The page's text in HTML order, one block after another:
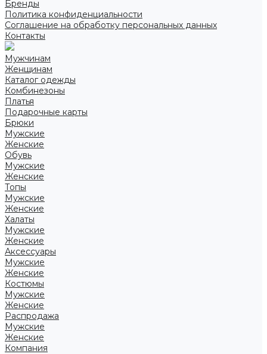
Бренды
Политика конфиденциальности
Соглашение на обработку персональных данных
Контакты
Мужчинам
Женщинам
Каталог одежды
Комбинезоны
Платья
Подарочные карты
Брюки
Мужские
Женские
Обувь
Мужские
Женские
Топы
Мужские
Женские
Халаты
Мужские
Женские
Аксессуары
Мужские
Женские
Костюмы
Мужские
Женские
Распродажа
Мужские
Женские
Компания